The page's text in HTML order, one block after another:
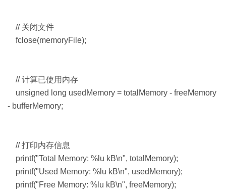
// 关闭文件
fclose(memoryFile);
// 计算已使用内存
unsigned long usedMemory = totalMemory - freeMemory
- bufferMemory;
// 打印内存信息
printf("Total Memory: %lu kB\n", totalMemory);
printf("Used Memory: %lu kB\n", usedMemory);
printf("Free Memory: %lu kB\n", freeMemory);